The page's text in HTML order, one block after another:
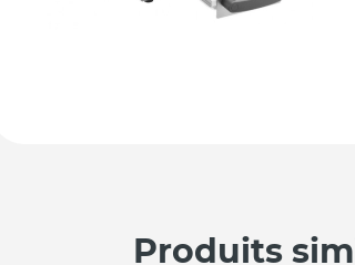
Produits